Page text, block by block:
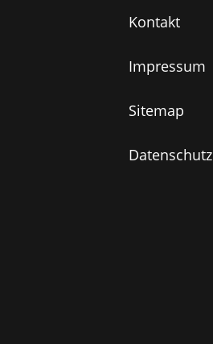
Kontakt
Impressum
Sitemap
Datenschutz